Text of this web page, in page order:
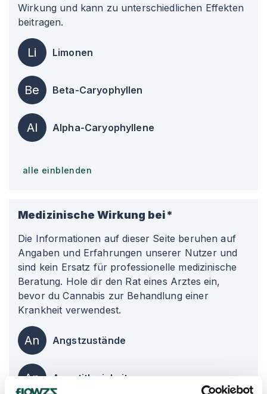
Wirkung und kann zu unterschiedlichen Effekten
beitragen.
Li Limonen
Be Beta-Caryophyllen
Al Alpha-Caryophyllene
alle einblenden
Medizinische Wirkung bei*
Die Informationen auf dieser Seite beruhen auf
Angaben und Erfahrungen unserer Nutzer und
sind kein Ersatz für professionelle medizinische
Beratung. Hole dir den Rat eines Arztes ein,
bevor du Cannabis zur Behandlung einer
Krankheit verwendest.
An Angstzustände
Ap Appetitlosigkeit